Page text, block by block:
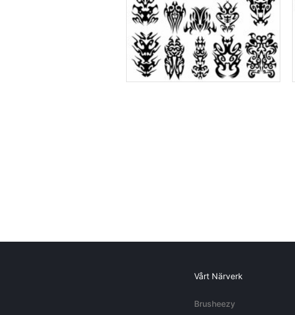
Vårt Närverk
Brusheezy